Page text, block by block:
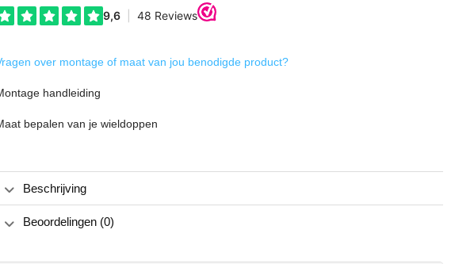
over montage of maat van jou benodigde product?
handleiding
bepalen van je wieldoppen
Beschrijving
Beoordelingen (0)